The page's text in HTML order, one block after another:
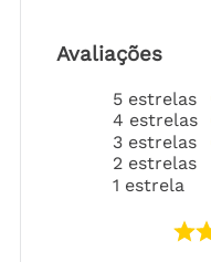
Avaliações
5 estrelas
4 estrelas
3 estrelas
2 estrelas
1 estrela